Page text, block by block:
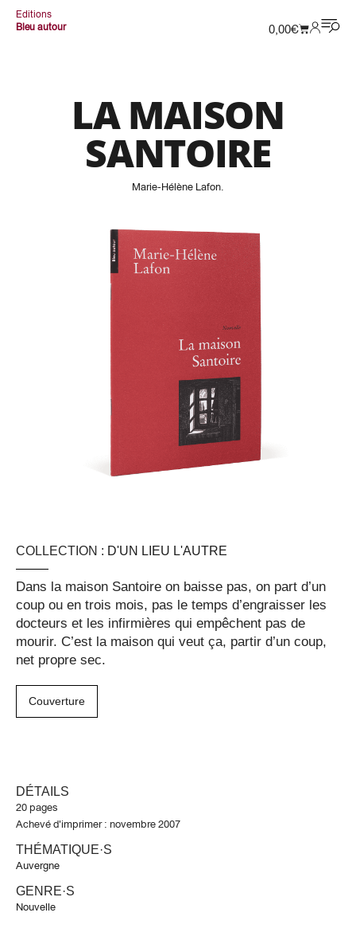
Editions
Bleu autour
0,00€
LA MAISON
SANTOIRE
Marie-Hélène Lafon.
COLLECTION : D'UN LIEU L'AUTRE
Dans la maison Santoire on baisse pas, on part d’un
coup ou en trois mois, pas le temps d’engraisser les
docteurs et les infirmières qui empêchent pas de
mourir. C’est la maison qui veut ça, partir d’un coup,
net propre sec.
Couverture
DÉTAILS
20 pages
Achevé d'imprimer : novembre 2007
THÉMATIQUE·S
Auvergne
GENRE·S
Nouvelle